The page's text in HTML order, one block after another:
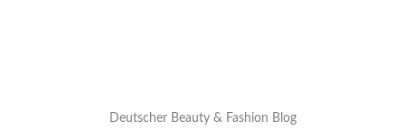
Deutscher Beauty & Fashion Blog